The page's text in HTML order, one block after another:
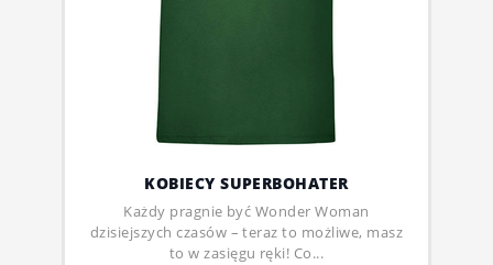
KOBIECY SUPERBOHATER
Każdy pragnie być Wonder Woman
dzisiejszych czasów – teraz to możliwe, masz
to w zasięgu ręki! Co...